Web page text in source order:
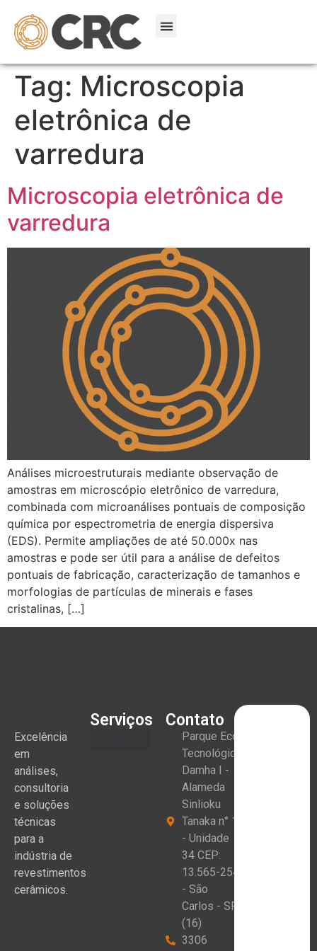
Tag: Microscopia
eletrônica de
varredura
Microscopia eletrônica de
varredura
Análises microestruturais mediante observação de
amostras em microscópio eletrônico de varredura,
combinada com microanálises pontuais de composição
química por espectrometria de energia dispersiva
(EDS). Permite ampliações de até 50.000x nas
amostras e pode ser útil para a análise de defeitos
pontuais de fabricação, caracterização de tamanhos e
morfologias de partículas de minerais e fases
cristalinas, […]
Excelência
em
análises,
consultoria
e soluções
técnicas
para a
indústria de
revestimentos
cerâmicos.
Serviços Contato
Parque Eco
Tecnológico
Damha I -
Alameda
Sinlioku
Tanaka n° 1
- Unidade
34 CEP:
13.565-254
- São
Carlos - SP
(16)
3306